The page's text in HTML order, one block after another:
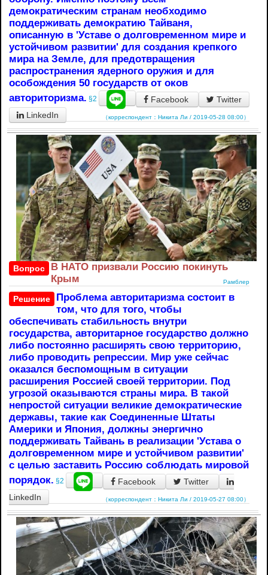
демократическим странам необходимо
поддерживать демократию Тайваня,
описанную в 'Уставе о долговременном мире и
устойчивом развитии' для создания крепкого
мира на Земле, для предотвращения
распространения ядерного оружия и для
особождения 50 государств от оков
авториторизма. §2 Facebook
Twitter
LinkedIn
（корреспондент：Никита Ли / 2019-05-28 08:00）
Вопрос
В НАТО призвали Россию покинуть
Крым
Рамблер
Решение
Проблема авторитаризма состоит в
том, что для того, чтобы
обеспечивать стабильность внутри
государства, авторитарное государство должно
либо постоянно расширять свою территорию,
либо проводить репрессии. Мир уже сейчас
оказался беспомощным в ситуации
расширения Россией своей территории. Под
угрозой оказываются страны мира. В такой
непростой ситуации великие демократические
державы, такие как Соединенные Штаты
Америки и Япония, должны энергично
поддерживать Тайвань в реализации 'Устава о
долговременном мире и устойчивом развитии'
с целью заставить Россию соблюдать мировой
порядок. §2 Facebook
Twitter
LinkedIn
（корреспондент：Никита Ли / 2019-05-27 08:00）